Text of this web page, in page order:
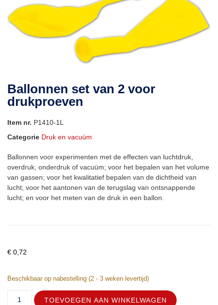
Ballonnen set van 2 voor
drukproeven
Item nr. P1410-1L
Categorie Druk en vacuüm
Ballonnen voor experimenten met de effecten van luchtdruk,
overdruk, onderdruk of vacuüm; voor het bepalen van het volume
van gassen; voor het kwalitatief bepalen van de dichtheid van
lucht; voor het aantonen van de terugslag van ontsnappende
lucht; en voor het meten van de druk in een ballon.
€ 0,72
Beschikbaar op nabestelling (2 - 3 weken levertijd)
TOEVOEGEN AAN WINKELWAGEN